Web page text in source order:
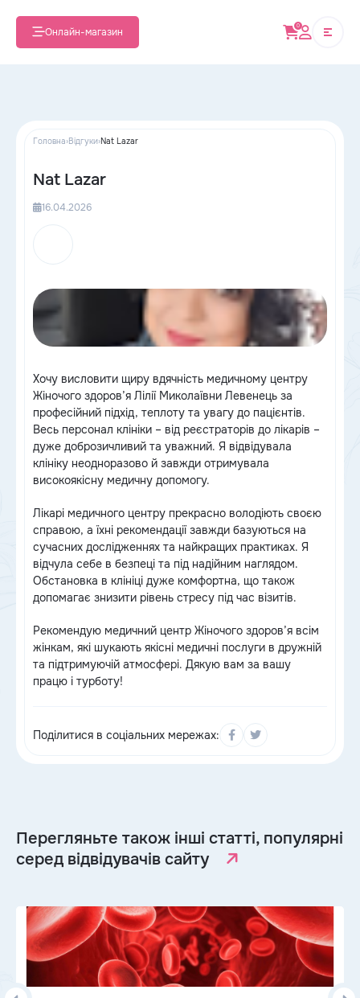
Онлайн-магазин 0
Головна›Відгуки›Nat Lazar
Nat Lazar
16.04.2026
Хочу висловити щиру вдячність медичному центру
Жіночого здоров’я Лілії Миколаївни Левенець за
професійний підхід, теплоту та увагу до пацієнтів.
Весь персонал клініки – від реєстраторів до лікарів –
дуже доброзичливий та уважний. Я відвідувала
клініку неодноразово й завжди отримувала
високоякісну медичну допомогу.
Лікарі медичного центру прекрасно володіють своєю
справою, а їхні рекомендації завжди базуються на
сучасних дослідженнях та найкращих практиках. Я
відчула себе в безпеці та під надійним наглядом.
Обстановка в клініці дуже комфортна, що також
допомагає знизити рівень стресу під час візитів.
Рекомендую медичний центр Жіночого здоров’я всім
жінкам, які шукають якісні медичні послуги в дружній
та підтримуючій атмосфері. Дякую вам за вашу
працю і турботу!
Поділитися в соціальних мережах:
Перегляньте також інші статті, популярні
серед відвідувачів сайту